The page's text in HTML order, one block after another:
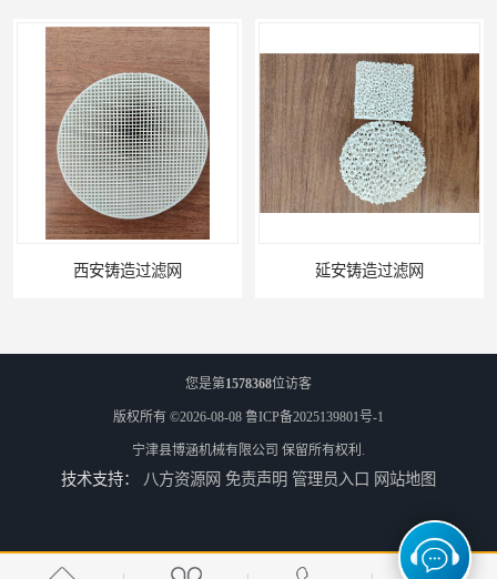
造过滤网 延安铸造过滤网
喀什铸造过滤网 怒江铸造过滤网
您是第1578368位访客
版权所有 ©2026-08-08 鲁ICP备2025139801号-1
宁津县博涵机械有限公司 保留所有权利.
技术支持： 八方资源网 免责声明 管理员入口 网站地图